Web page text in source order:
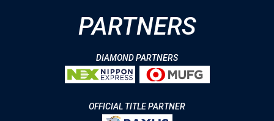
PARTNERS
DIAMOND PARTNERS
OFFICIAL TITLE PARTNER